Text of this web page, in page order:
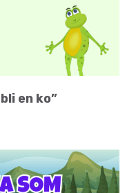
en ko”